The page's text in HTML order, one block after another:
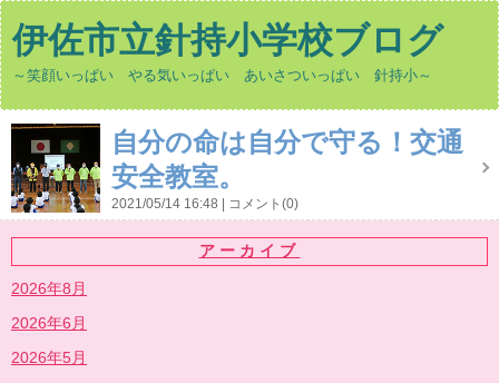
伊佐市立針持小学校ブログ
～笑顔いっぱい やる気いっぱい あいさついっぱい 針持小～
自分の命は自分で守る！交通
安全教室。
2021/05/14 16:48 コメント(0)
アーカイブ
2026年8月
2026年6月
2026年5月